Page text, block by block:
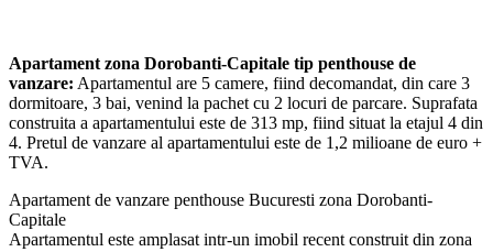
Apartament zona Dorobanti-Capitale tip penthouse de
vanzare: Apartamentul are 5 camere, fiind decomandat, din care 3
dormitoare, 3 bai, venind la pachet cu 2 locuri de parcare. Suprafata
construita a apartamentului este de 313 mp, fiind situat la etajul 4 din
4. Pretul de vanzare al apartamentului este de 1,2 milioane de euro +
TVA.
Apartament de vanzare penthouse Bucuresti zona Dorobanti-
Capitale
Apartamentul este amplasat intr-un imobil recent construit din zona